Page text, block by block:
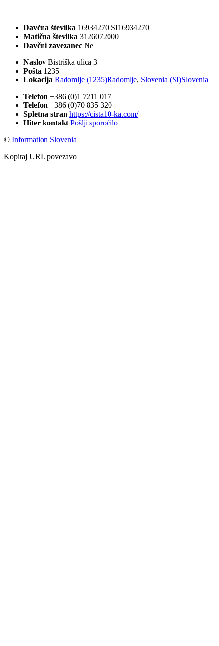
Davčna številka 16934270 SI16934270
Matična številka 3126072000
Davčni zavezanec Ne
Naslov Bistriška ulica 3
Pošta 1235
Lokacija Radomlje (1235)Radomlje, Slovenia (SI)Slovenia
Telefon +386 (0)1 7211 017
Telefon +386 (0)70 835 320
Spletna stran https://cista10-ka.com/
Hiter kontakt Pošlji sporočilo
© Information Slovenia
Kopiraj URL povezavo